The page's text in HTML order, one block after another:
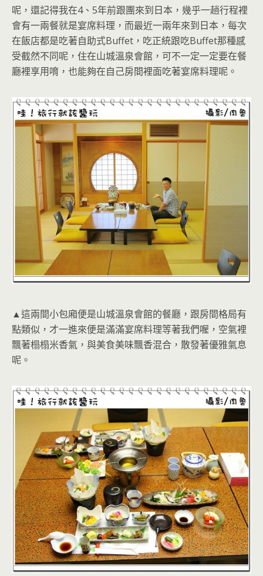
呢，還記得我在4、5年前跟團來到日本，幾乎一趟行程裡
會有一兩餐就是宴席料理，而最近一兩年來到日本，每次
在飯店都是吃著自助式Buffet，吃正統跟吃Buffet那種感
受截然不同呢，住在山城溫泉會館，可不一定一定要在餐
廳裡享用唷，也能夠在自己房間裡面吃著宴席料理呢。
▲這兩間小包廂便是山城溫泉會館的餐廳，跟房間格局有
點類似，才一進來便是滿滿宴席料理等著我們喔，空氣裡
飄著榻榻米香氣，與美食美味飄香混合，散發著優雅氣息
呢。